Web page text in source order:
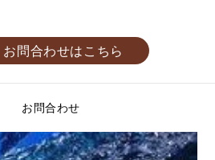
お問合わせはこちら
お問合わせ